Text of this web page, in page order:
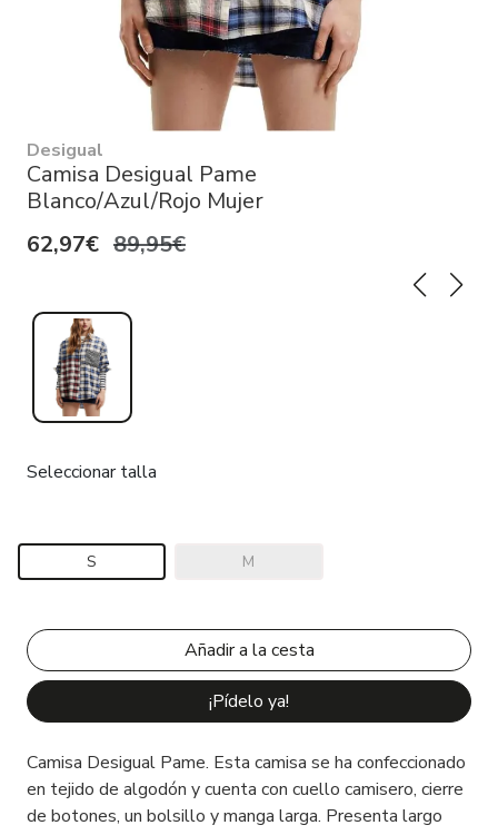
Desigual
Camisa Desigual Pame
Blanco/Azul/Rojo Mujer
62,97€ 89,95€
Seleccionar talla
S M
¡Pídelo ya!
Camisa Desigual Pame. Esta camisa se ha confeccionado
en tejido de algodón y cuenta con cuello camisero, cierre
de botones, un bolsillo y manga larga. Presenta largo